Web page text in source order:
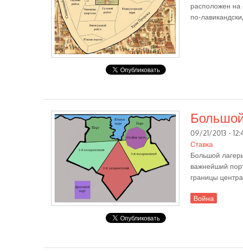
расположен на
по-
09/21/2013 -
Ставка
Большой
важнейший
границы
Война